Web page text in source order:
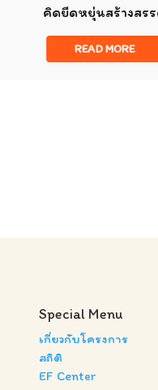
ค์
Special Menu
เกี่ยวกับโครงการ
สถิติ
EF Center